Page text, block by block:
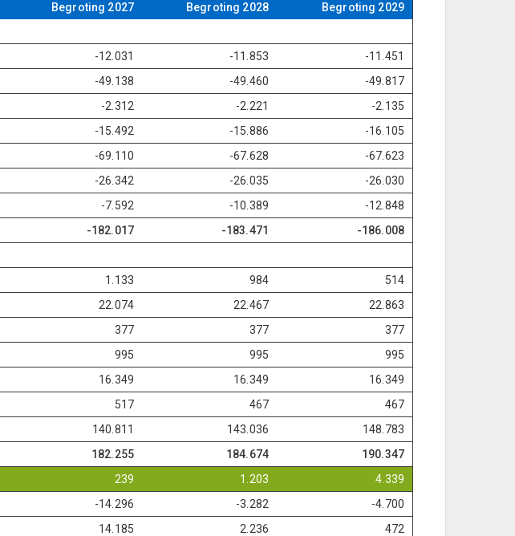
Begroting 2027 Begroting 2028
Begroting 2029
-12.031 -11.853
-11.451
-49.138 -49.460
-49.817
-2.312 -2.221
-2.135
-15.492 -15.886
-16.105
-69.110 -67.628
-67.623
-26.342 -26.035
-26.030
-7.592 -10.389
-12.848
-182.017 -183.471
-186.008
1.133 984
514
22.074 22.467
22.863
377 377
377
995 995
995
16.349 16.349
16.349
517 467
467
140.811 143.036
148.783
182.255 184.674
190.347
239 1.203
4.339
-14.296 -3.282
-4.700
14.185 2.236
472